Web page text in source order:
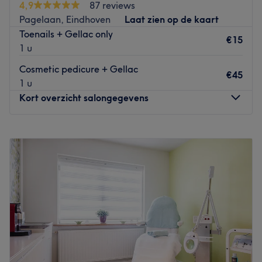
topconditie te krijgen. Ze zijn tevens gespecialiseerd in
hairextensions en wimperextensions. In de nagelstudio
wordt gewerkt met hoogwaardige en veilige producten
en voorzien ze jouw handen van ware kunstwerkjes.
Go to venue
4,9
87 reviews
Pagelaan, Eindhoven
Laat zien op de kaart
Toenails + Gellac only
1 u
€15
Cosmetic pedicure + Gellac
1 u
€45
Kort overzicht salongegevens
09:30
Woensdag
18:00
18:00
Gesloten
Gesloten
Sfeer in de salon: Pheemnails straalt een rustgevende,
ontspannen en professionele sfeer uit. De stijlvolle